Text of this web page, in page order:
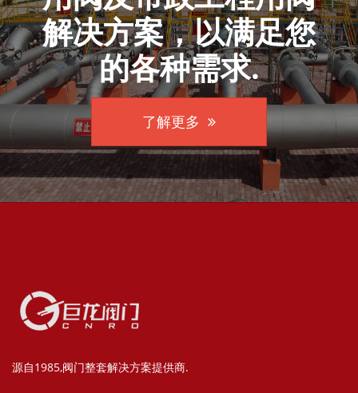
解决方案，以满足您
的各种需求.
了解更多
源自1985,阀门整套解决方案提供商.